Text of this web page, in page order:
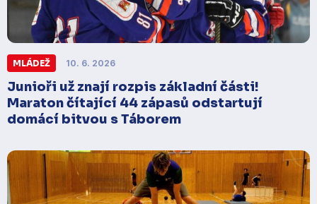
MLÁDEŽ 10. 6. 2026
Junioři už znají rozpis základní části!
Maraton čítající 44 zápasů odstartují
domácí bitvou s Táborem